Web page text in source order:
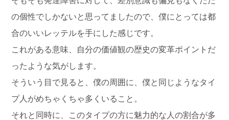
の個性でしかないと思ってましたので、僕にとっては都
合のいいレッテルを手にした感じです。
これがある意味、自分の価値観の歴史の変革ポイントだ
ったような気がします。
そういう目で見ると、僕の周囲に、僕と同じようなタイ
プ人がめちゃくちゃ多くいること。
それと同時に、このタイプの方に魅力的な人の割合が多